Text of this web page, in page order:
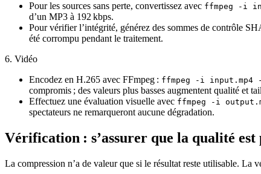
Pour les sources sans perte, convertissez avec ffmpeg -i
d’un MP3 à 192 kbps.
Pour vérifier l’intégrité, générez des sommes de contrôle
été corrompu pendant le traitement.
6. Vidéo
Encodez en H.265 avec FFmpeg : ffmpeg -i input.mp4
compromis ; des valeurs plus basses augmentent qualité et
Effectuez une évaluation visuelle avec ffmpeg -i
spectateurs ne remarqueront aucune dégradation.
Vérification : s’assurer que la qualité est
La compression n’a de valeur que si le résultat reste utilisable. La